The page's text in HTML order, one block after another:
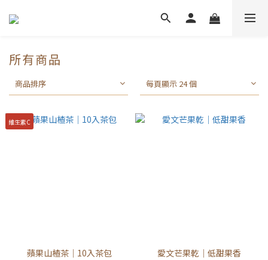
所有商品
商品排序 每頁顯示 24 個
維生素C
蘋果山楂茶｜10入茶包 愛文芒果乾｜低甜果香